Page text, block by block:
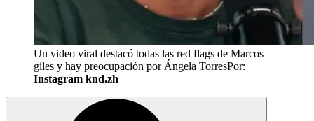
Un video viral destacó todas las red flags de Marcos
giles y hay preocupación por Ángela TorresPor:
Instagram knd.zh